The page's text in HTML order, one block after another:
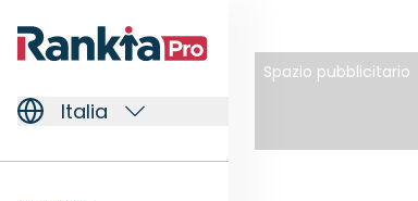
Italia
Spazio pubblicitario